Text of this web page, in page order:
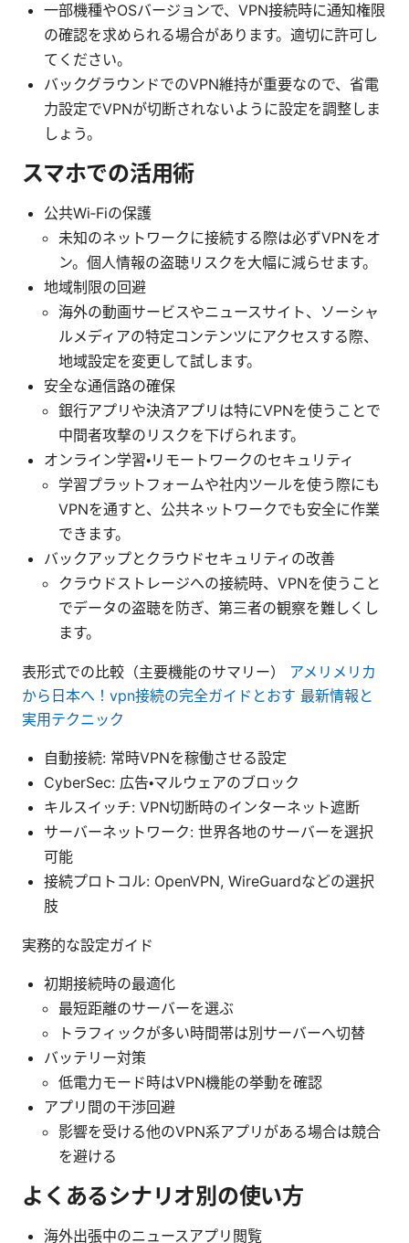
一部機種やOSバージョンで、VPN接続時に通知権限
の確認を求められる場合があります。適切に許可し
てください。
バックグラウンドでのVPN維持が重要なので、省電
力設定でVPNが切断されないように設定を調整しま
しょう。
スマホでの活用術
公共Wi‑Fiの保護
未知のネットワークに接続する際は必ずVPNをオ
ン。個人情報の盗聴リスクを大幅に減らせます。
地域制限の回避
海外の動画サービスやニュースサイト、ソーシャ
ルメディアの特定コンテンツにアクセスする際、
地域設定を変更して試します。
安全な通信路の確保
銀行アプリや決済アプリは特にVPNを使うことで
中間者攻撃のリスクを下げられます。
オンライン学習・リモートワークのセキュリティ
学習プラットフォームや社内ツールを使う際にも
VPNを通すと、公共ネットワークでも安全に作業
できます。
バックアップとクラウドセキュリティの改善
クラウドストレージへの接続時、VPNを使うこと
でデータの盗聴を防ぎ、第三者の観察を難しくし
ます。
表形式での比較（主要機能のサマリー） アメリメリカ
から日本へ！vpn接続の完全ガイドとおす 最新情報と
実用テクニック
自動接続: 常時VPNを稼働させる設定
CyberSec: 広告・マルウェアのブロック
キルスイッチ: VPN切断時のインターネット遮断
サーバーネットワーク: 世界各地のサーバーを選択
可能
接続プロトコル: OpenVPN, WireGuardなどの選択
肢
実務的な設定ガイド
初期接続時の最適化
最短距離のサーバーを選ぶ
トラフィックが多い時間帯は別サーバーへ切替
バッテリー対策
低電力モード時はVPN機能の挙動を確認
アプリ間の干渉回避
影響を受ける他のVPN系アプリがある場合は競合
を避ける
よくあるシナリオ別の使い方
海外出張中のニュースアプリ閲覧